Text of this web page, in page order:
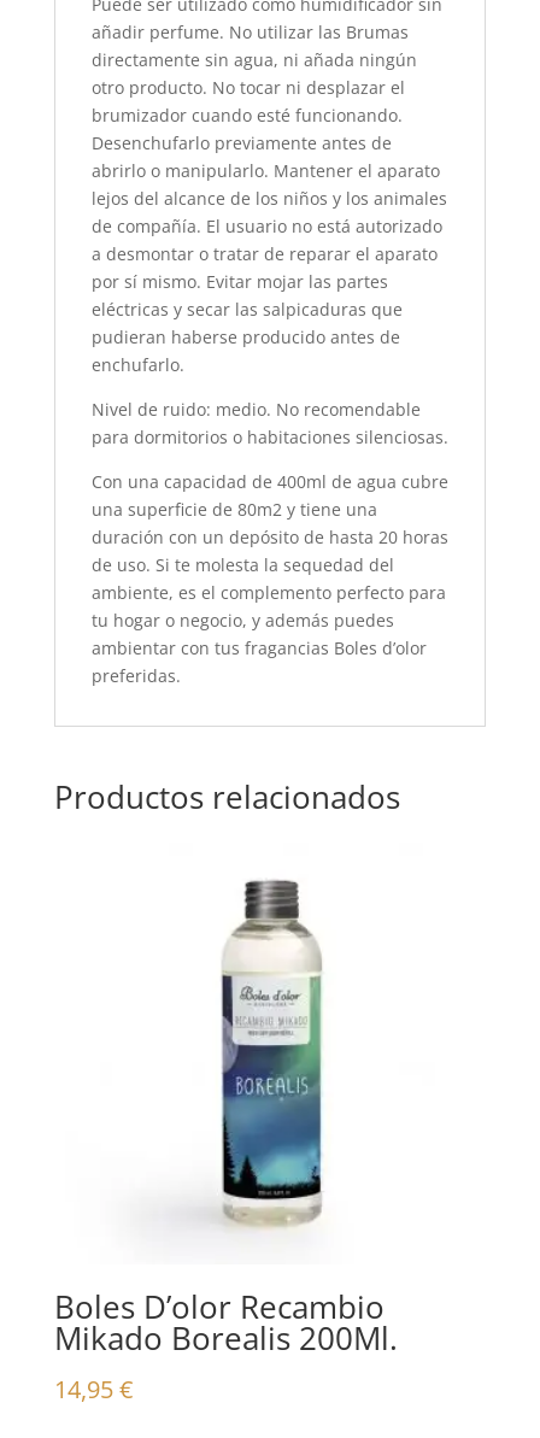
Puede ser utilizado como humidificador sin
añadir perfume. No utilizar las Brumas
directamente sin agua, ni añada ningún
otro producto. No tocar ni desplazar el
brumizador cuando esté funcionando.
Desenchufarlo previamente antes de
abrirlo o manipularlo. Mantener el aparato
lejos del alcance de los niños y los animales
de compañía. El usuario no está autorizado
a desmontar o tratar de reparar el aparato
por sí mismo. Evitar mojar las partes
eléctricas y secar las salpicaduras que
pudieran haberse producido antes de
enchufarlo.
Nivel de ruido: medio. No recomendable
para dormitorios o habitaciones silenciosas.
Con una capacidad de 400ml de agua cubre
una superficie de 80m2 y tiene una
duración con un depósito de hasta 20 horas
de uso. Si te molesta la sequedad del
ambiente, es el complemento perfecto para
tu hogar o negocio, y además puedes
ambientar con tus fragancias Boles d’olor
preferidas.
Productos relacionados
Boles D’olor Recambio
Mikado Borealis 200Ml.
14,95€